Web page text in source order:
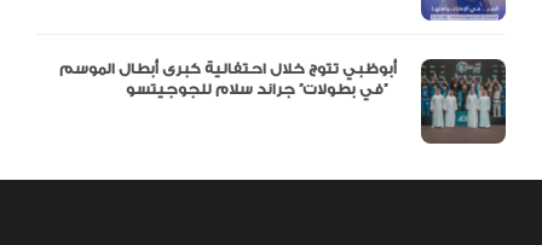
أبوظبي تتوج خلال احتفالية كبرى أبطال الموسم
في بطولات” جراند سلام للجوجيتسو”